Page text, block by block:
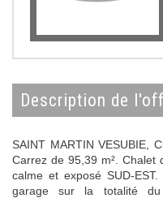
description de
SAINT MARTIN VESUBIE,
Carrez de 95,39 m². Chalet
calme et exposé SUD-
garage sur la totalité